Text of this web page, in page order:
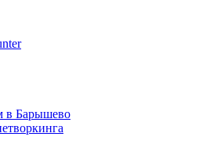
в Барышево